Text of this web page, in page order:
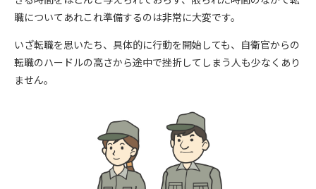
職についてあれこれ準備するのは非常に大変です。
いざ転職を思いたち、具体的に行動を開始しても、自衛官からの
転職のハードルの高さから途中で挫折してしまう人も少なくあり
ません。